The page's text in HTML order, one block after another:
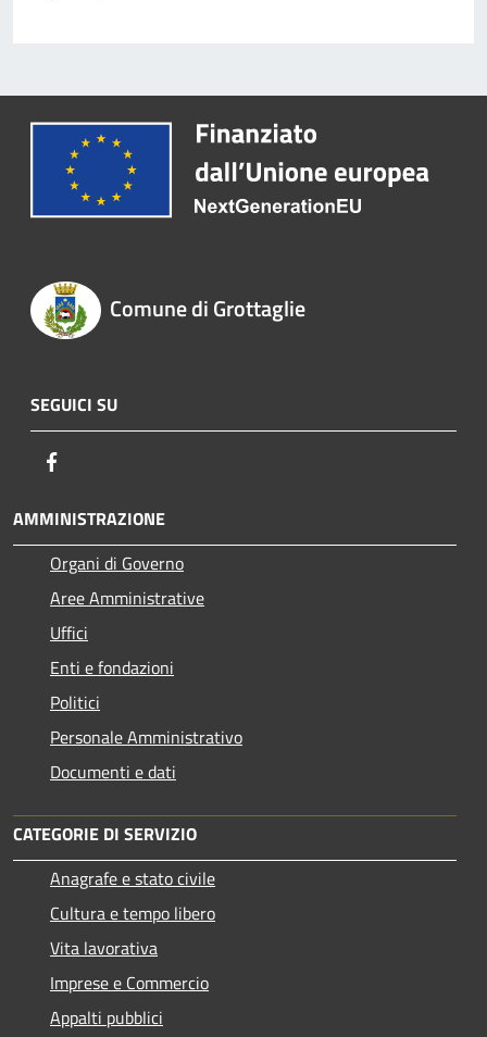
Comune di Grottaglie
SEGUICI SU
AMMINISTRAZIONE
Organi di Governo
Aree Amministrative
Uffici
Enti e fondazioni
Politici
Personale Amministrativo
Documenti e dati
CATEGORIE DI SERVIZIO
Anagrafe e stato civile
Cultura e tempo libero
Vita lavorativa
Imprese e Commercio
Appalti pubblici